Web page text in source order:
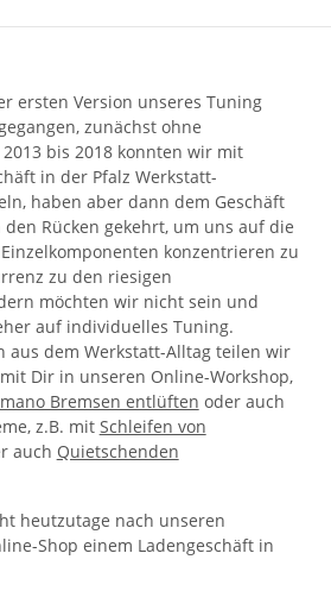
ersten Version unseres Tuning
zunächst ohne
bis 2018 konnten wir mit
in der Pfalz Werkstatt-
haben aber dann dem Geschäft
Rücken gekehrt, um uns auf die
konzentrieren zu
zu den riesigen
möchten wir nicht sein und
auf individuelles Tuning.
aus dem Werkstatt-Alltag teilen wir
Dir in unseren Online-Workshop,
Bremsen entlüften oder auch
z.B. mit Schleifen von
auch Quietschenden
heutzutage nach unseren
Shop einem Ladengeschäft in